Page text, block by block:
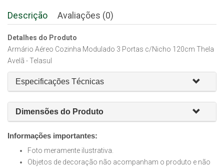
Descrição Avaliações (0)
Detalhes do Produto
Armário Aéreo Cozinha Modulado 3 Portas c/Nicho 120cm Thela
Avelã - Telasul
Especificações Técnicas
Dimensões do Produto
Informações importantes:
Foto meramente ilustrativa.
Objetos de decoração não acompanham o produto e não